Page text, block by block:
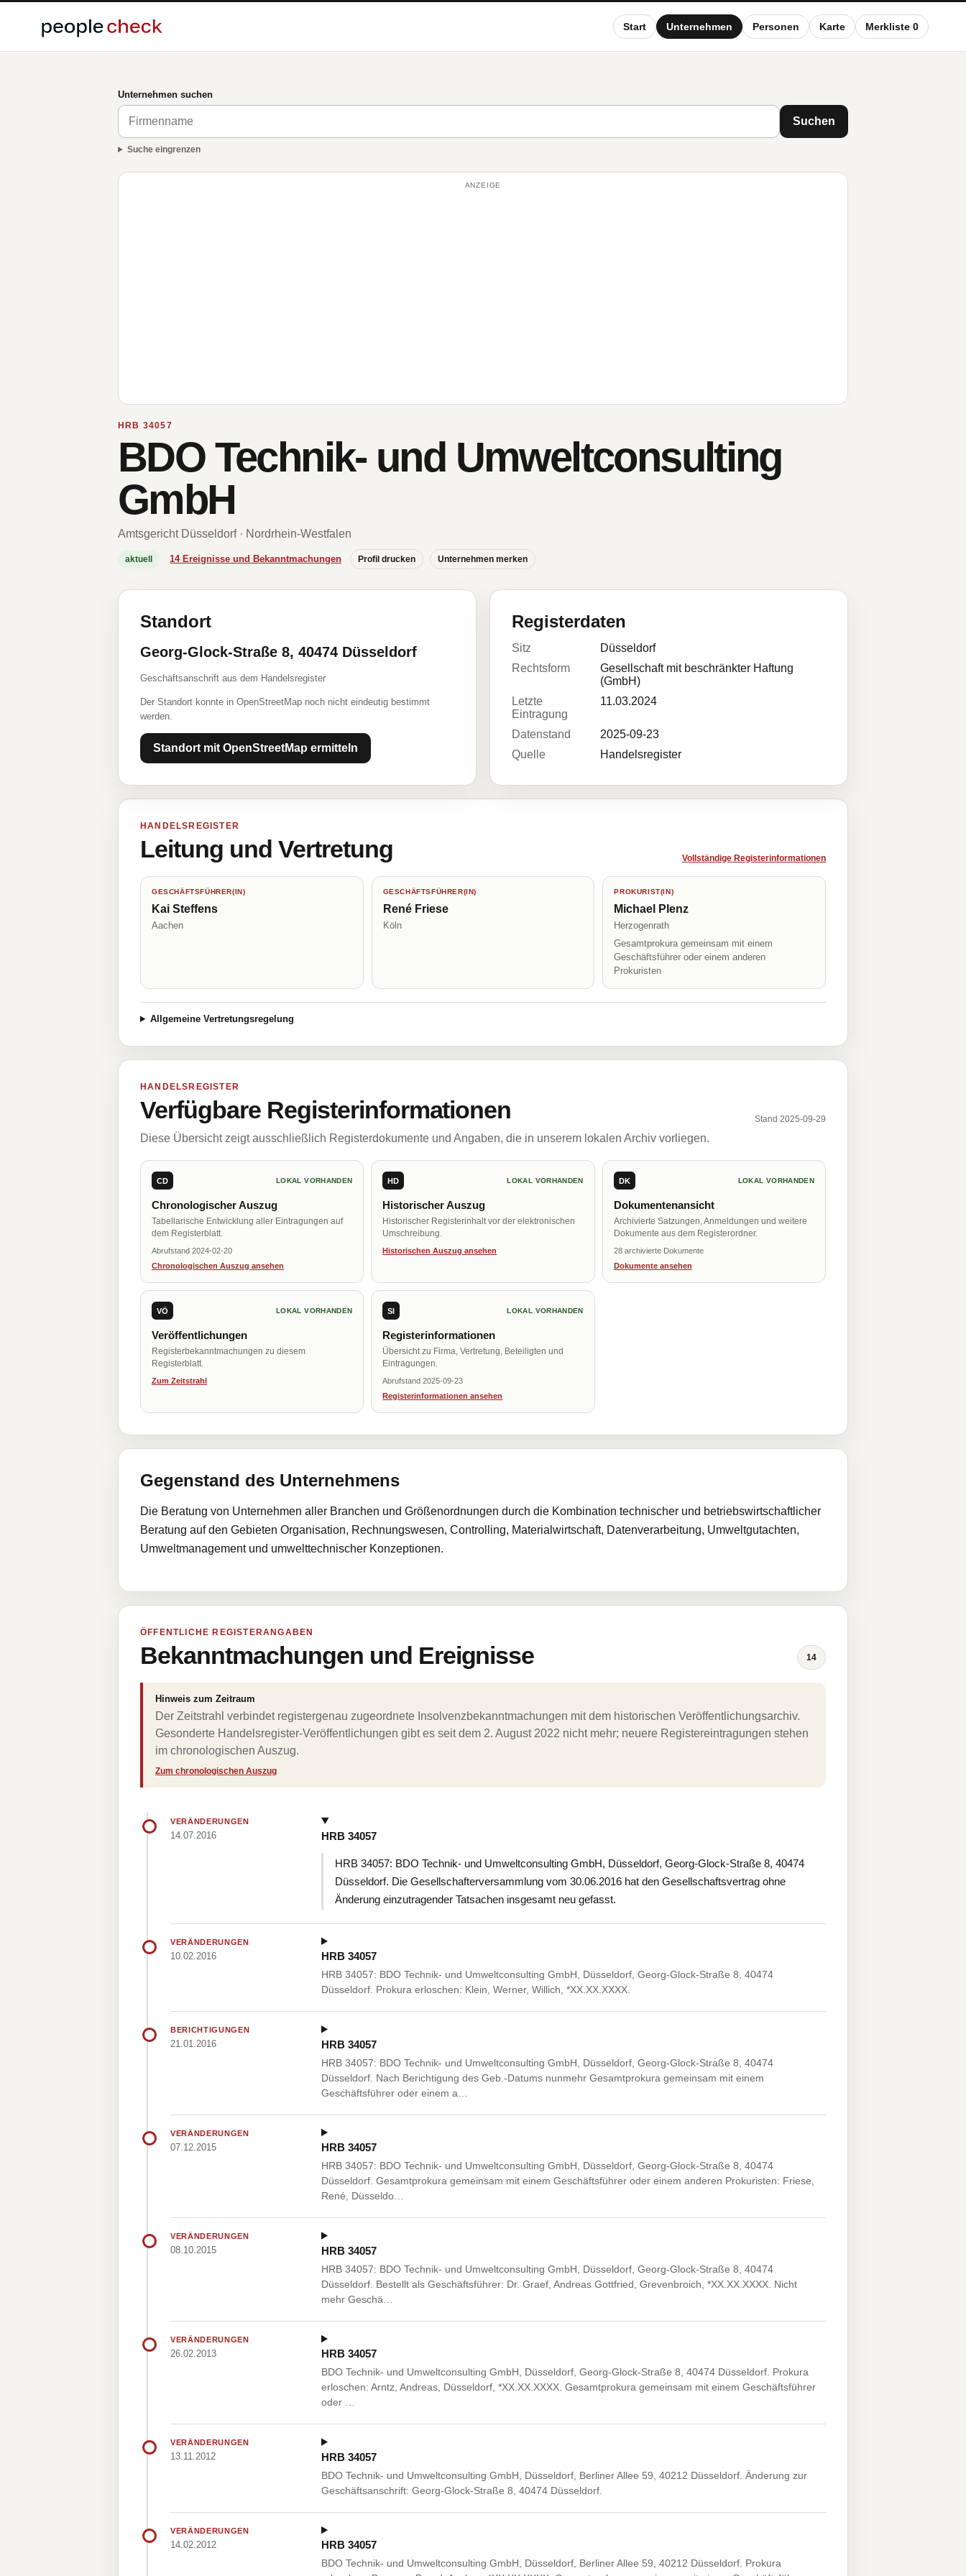
Start Unternehmen Personen Karte Merkliste 0
Unternehmen suchen
Suchen
Suche eingrenzen
ANZEIGE
HRB 34057
BDO Technik- und Umweltconsulting
GmbH
Amtsgericht Düsseldorf · Nordrhein-Westfalen
aktuell 14 Ereignisse und Bekanntmachungen Profil drucken Unternehmen merken
Standort
Georg-Glock-Straße 8, 40474 Düsseldorf
Geschäftsanschrift aus dem Handelsregister
Der Standort konnte in OpenStreetMap noch nicht eindeutig bestimmt
werden.
Standort mit OpenStreetMap ermitteln
Registerdaten
Sitz
Düsseldorf
Rechtsform
Gesellschaft mit beschränkter Haftung
(GmbH)
Letzte
Eintragung
11.03.2024
Datenstand
2025-09-23
Quelle
Handelsregister
HANDELSREGISTER
Leitung und Vertretung Vollständige Registerinformationen
GESCHÄFTSFÜHRER(IN)
Kai Steffens
Aachen
GESCHÄFTSFÜHRER(IN)
René Friese
Köln
PROKURIST(IN)
Michael Plenz
Herzogenrath
Gesamtprokura gemeinsam mit einem
Geschäftsführer oder einem anderen
Prokuristen
Allgemeine Vertretungsregelung
HANDELSREGISTER
Verfügbare Registerinformationen Stand 2025-09-29
Diese Übersicht zeigt ausschließlich Registerdokumente und Angaben, die in unserem lokalen Archiv vorliegen.
CD LOKAL VORHANDEN
Chronologischer Auszug
Tabellarische Entwicklung aller Eintragungen auf
dem Registerblatt.
Abrufstand 2024-02-20
Chronologischen Auszug ansehen
HD LOKAL VORHANDEN
Historischer Auszug
Historischer Registerinhalt vor der elektronischen
Umschreibung.
Historischen Auszug ansehen
DK LOKAL VORHANDEN
Dokumentenansicht
Archivierte Satzungen, Anmeldungen und weitere
Dokumente aus dem Registerordner.
28 archivierte Dokumente
Dokumente ansehen
VÖ LOKAL VORHANDEN
Veröffentlichungen
Registerbekanntmachungen zu diesem
Registerblatt.
Zum Zeitstrahl
SI LOKAL VORHANDEN
Registerinformationen
Übersicht zu Firma, Vertretung, Beteiligten und
Eintragungen.
Abrufstand 2025-09-23
Registerinformationen ansehen
Gegenstand des Unternehmens
Die Beratung von Unternehmen aller Branchen und Größenordnungen durch die Kombination technischer und betriebswirtschaftlicher
Beratung auf den Gebieten Organisation, Rechnungswesen, Controlling, Materialwirtschaft, Datenverarbeitung, Umweltgutachten,
Umweltmanagement und umwelttechnischer Konzeptionen.
ÖFFENTLICHE REGISTERANGABEN
Bekanntmachungen und Ereignisse 14
Hinweis zum Zeitraum
Der Zeitstrahl verbindet registergenau zugeordnete Insolvenzbekanntmachungen mit dem historischen Veröffentlichungsarchiv.
Gesonderte Handelsregister-Veröffentlichungen gibt es seit dem 2. August 2022 nicht mehr; neuere Registereintragungen stehen
im chronologischen Auszug.
Zum chronologischen Auszug
VERÄNDERUNGEN
14.07.2016 HRB 34057
HRB 34057: BDO Technik- und Umweltconsulting GmbH, Düsseldorf, Georg-Glock-Straße 8, 40474
Düsseldorf. Die Gesellschafterversammlung vom 30.06.2016 hat den Gesellschaftsvertrag ohne
Änderung einzutragender Tatsachen insgesamt neu gefasst.
VERÄNDERUNGEN
10.02.2016 HRB 34057
HRB 34057: BDO Technik- und Umweltconsulting GmbH, Düsseldorf, Georg-Glock-Straße 8, 40474
Düsseldorf. Prokura erloschen: Klein, Werner, Willich, *XX.XX.XXXX.
BERICHTIGUNGEN
21.01.2016 HRB 34057
HRB 34057: BDO Technik- und Umweltconsulting GmbH, Düsseldorf, Georg-Glock-Straße 8, 40474
Düsseldorf. Nach Berichtigung des Geb.-Datums nunmehr Gesamtprokura gemeinsam mit einem
Geschäftsführer oder einem a…
VERÄNDERUNGEN
07.12.2015 HRB 34057
HRB 34057: BDO Technik- und Umweltconsulting GmbH, Düsseldorf, Georg-Glock-Straße 8, 40474
Düsseldorf. Gesamtprokura gemeinsam mit einem Geschäftsführer oder einem anderen Prokuristen: Friese,
René, Düsseldo…
VERÄNDERUNGEN
08.10.2015 HRB 34057
HRB 34057: BDO Technik- und Umweltconsulting GmbH, Düsseldorf, Georg-Glock-Straße 8, 40474
Düsseldorf. Bestellt als Geschäftsführer: Dr. Graef, Andreas Gottfried, Grevenbroich, *XX.XX.XXXX. Nicht
mehr Geschä…
VERÄNDERUNGEN
26.02.2013 HRB 34057
BDO Technik- und Umweltconsulting GmbH, Düsseldorf, Georg-Glock-Straße 8, 40474 Düsseldorf. Prokura
erloschen: Arntz, Andreas, Düsseldorf, *XX.XX.XXXX. Gesamtprokura gemeinsam mit einem Geschäftsführer
oder …
VERÄNDERUNGEN
13.11.2012 HRB 34057
BDO Technik- und Umweltconsulting GmbH, Düsseldorf, Berliner Allee 59, 40212 Düsseldorf. Änderung zur
Geschäftsanschrift: Georg-Glock-Straße 8, 40474 Düsseldorf.
VERÄNDERUNGEN
14.02.2012 HRB 34057
BDO Technik- und Umweltconsulting GmbH, Düsseldorf, Berliner Allee 59, 40212 Düsseldorf. Prokura